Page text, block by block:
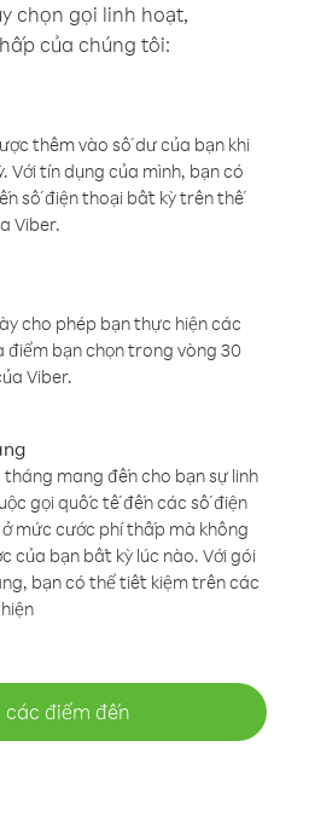
chọn gọi linh hoạt,
của chúng tôi:
thêm vào số dư của bạn khi
Với tín dụng của mình, bạn có
số điện thoại bất kỳ trên thế
Viber.
cho phép bạn thực hiện các
điểm bạn chọn trong vòng 30
Viber.
mang đến cho bạn sự linh
gọi quốc tế đến các số điện
mức cước phí thấp mà không
của bạn bất kỳ lúc nào. Với gói
bạn có thể tiết kiệm trên các
các điểm đến